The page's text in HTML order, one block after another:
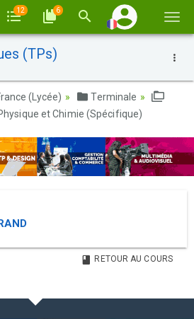
la
12 6
(TPs)
(Lycée)
Terminale
et Chimie (Spécifique)
RETOUR AU COURS